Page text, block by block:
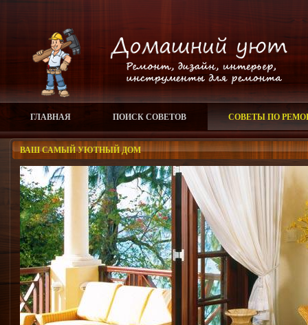
ГЛАВНАЯ ПОИСК СОВЕТОВ СОВЕТЫ ПО
ВАШ САМЫЙ УЮТНЫЙ ДОМ